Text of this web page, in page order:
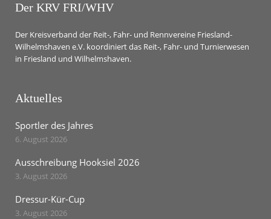
Der KRV FRI/WHV
Der Kreisverband der Reit-, Fahr- und Rennvereine Friesland-
Wilhelmshaven e.V. koordiniert das Reit-, Fahr- und Turnierwesen
in Friesland und Wilhelmshaven.
Aktuelles
Sportler des Jahres
6. August 2026
Ausschreibung Hooksiel 2026
3. August 2026
Dressur-Kür-Cup
3. August 2026